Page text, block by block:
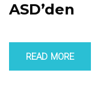
ASD’den
READ MORE